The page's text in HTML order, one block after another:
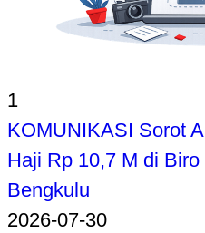
1
KOMUNIKASI Sorot
Haji Rp 10,7 M di
Bengkulu
2026-07-30